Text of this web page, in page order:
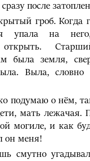
после
гроб. Когда
на него,
открыть.
была земля,
Выла,
подумаю о нём,
мать лежачая.
могиле, и как
он меня!
смутно